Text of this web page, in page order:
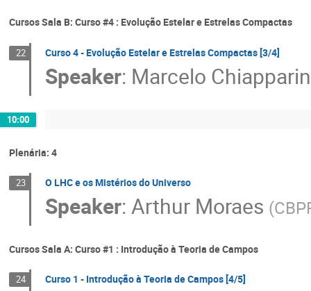
Cursos Sala B: Curso #4 : Evolução Estelar e Estrelas Compactas
22 Curso 4 - Evolução Estelar e Estrelas Compactas [3/4]
Speaker: Marcelo
10:00
Plenária: 4
23 O LHC e os Mistérios do Universo
Speaker:Arthur Moraes (
Cursos Sala A: Curso #1 : Introdução à Teoria de Campos
24 Curso 1 - Introdução à Teoria de Campos [4/5]